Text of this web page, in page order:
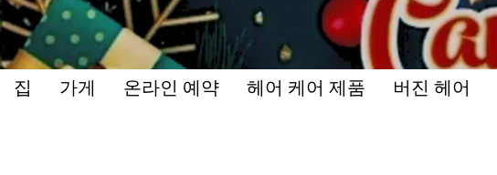
집 가게 온라인 예약 헤어 케어 제품 버진 헤어